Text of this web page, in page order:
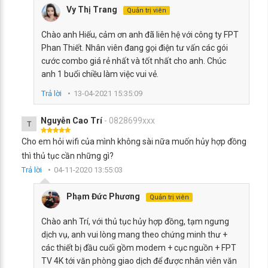
Vy Thị Trang Quản trị viên
Chào anh Hiếu, cảm ơn anh đã liên hệ với công ty FPT
Phan Thiết. Nhân viên đang gọi điện tư vấn các gói
cước combo giá rẻ nhất và tốt nhất cho anh. Chúc
anh 1 buổi chiều làm việc vui vẻ.
Trả lời 13-04-2021 15:35:09
T Nguyễn Cao Trí- 0828699xxx
Cho em hỏi wifi của mình không sài nữa muốn hủy hợp đồng
thì thủ tục cần những gì?
Trả lời 04-11-2020 13:55:03
Phạm Đức Phương Quản trị viên
Chào anh Trí, với thủ tục hủy hợp đồng, tạm ngưng
dịch vụ, anh vui lòng mang theo chứng minh thư +
các thiết bị đầu cuối gồm modem + cục nguồn + FPT
TV 4K tới văn phòng giao dịch để được nhân viên văn